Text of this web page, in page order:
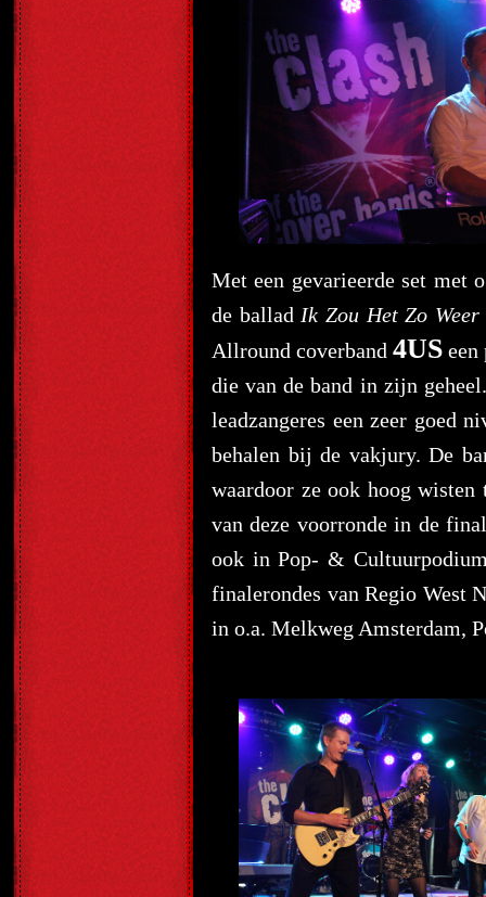
Met een gevarieerde set met
de ballad Ik Zou Het Zo Weer
Allround coverband4US
die van de band in zijn
leadzangeres een zeer goed
behalen bij de vakjury. De
waardoor ze ook hoog
van deze voorronde in de
ook in Pop- &
finalerondes van Regio West
in o.a. Melkweg Amsterdam,